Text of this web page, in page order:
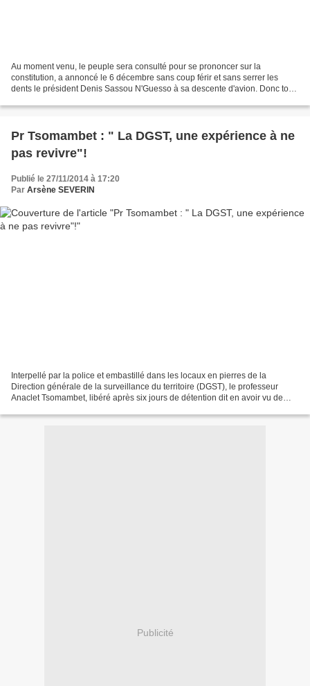
Au moment venu, le peuple sera consulté pour se prononcer sur la
constitution, a annoncé le 6 décembre sans coup férir et sans serrer les
dents le président Denis Sassou N'Guesso à sa descente d'avion. Donc tous
Pr Tsomambet : " La DGST, une expérience à ne
pas revivre"!
Publié le 27/11/2014 à 17:20
Par Arsène SEVERIN
Interpellé par la police et embastillé dans les locaux en pierres de la
Direction générale de la surveillance du territoire (DGST), le professeur
Anaclet Tsomambet, libéré après six jours de détention dit en avoir vu de
Publicité